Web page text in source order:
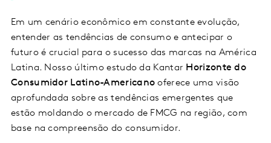
Em um cenário econômico em constante evolução,
entender as tendências de consumo e antecipar o
futuro é crucial para o sucesso das marcas na América
Latina. Nosso último estudo da Kantar Horizonte do
Consumidor Latino-Americano oferece uma visão
aprofundada sobre as tendências emergentes que
estão moldando o mercado de FMCG na região, com
base na compreensão do consumidor.